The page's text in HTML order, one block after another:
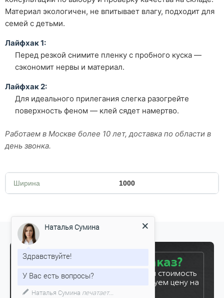
Материал экологичен, не впитывает влагу, подходит для
семей с детьми.
Лайфхак 1:
Перед резкой снимите пленку с пробного куска —
сэкономит нервы и материал.
Лайфхак 2:
Для идеального прилегания слегка разогрейте
поверхность феном — клей сядет намертво.
Работаем в Москве более 10 лет, доставка по области в
день звонка.
Ширина 1000
Готовы сделать заказ?
Оставьте заявку, и мы рассчитаем стоимость
вашего заказа за 5 минут. Фиксируем цену на
7 дней!
Наталья Сумина
Здравствуйте!
У Вас есть вопросы?
Наталья Сумина печатает...